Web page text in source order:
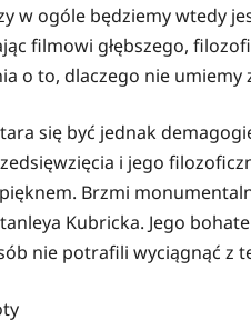
w ogóle będziemy wtedy
filmowi głębszego,
o to, dlaczego nie
się być jednak
i jego
Brzmi
Kubricka. Jego
nie potrafili wyciągnąć z